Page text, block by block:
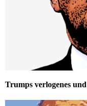
Trumps verlogenes